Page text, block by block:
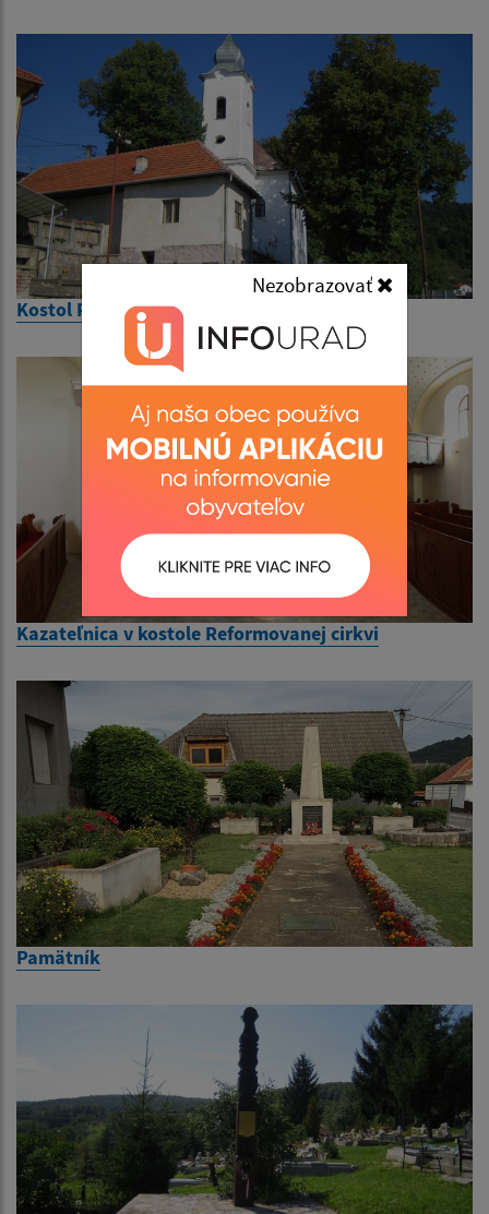
Nezobrazovať
Kostol Reformovanej cirkvi
Kazateľnica v kostole Reformovanej cirkvi
Pamätník